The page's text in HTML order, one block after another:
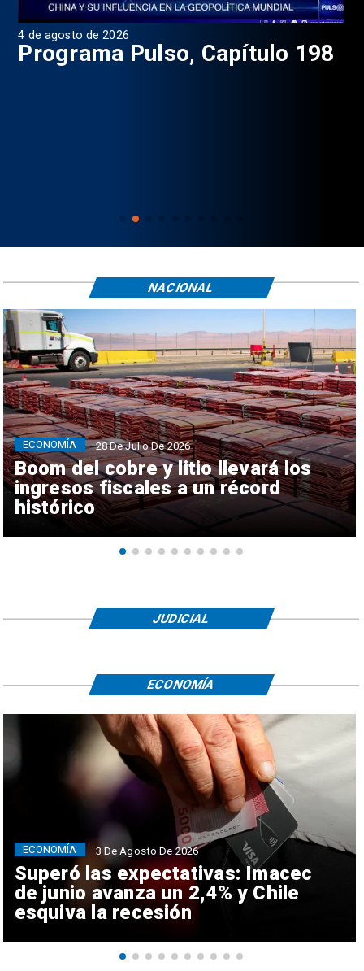
4 de agosto de 2026
Programa Pulso, Capítulo 198
Boom del cobre y litio llevará los
ingresos fiscales a un récord
histórico
ECONOMÍA 28 De Julio De 2026
NACIONAL
JUDICIAL
Superó las expectativas: Imacec
de junio avanza un 2,4% y Chile
esquiva la recesión
ECONOMÍA 3 De Agosto De 2026
ECONOMÍA